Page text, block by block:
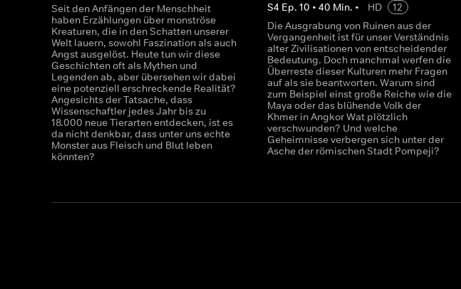
Seit den Anfängen der Menschheit
haben Erzählungen über monströse
Kreaturen, die in den Schatten unserer
Welt lauern, sowohl Faszination als auch
Angst ausgelöst. Heute tun wir diese
Geschichten oft als Mythen und
Legenden ab, aber übersehen wir dabei
eine potenziell erschreckende Realität?
Angesichts der Tatsache, dass
Wissenschaftler jedes Jahr bis zu
18.000 neue Tierarten entdecken, ist es
da nicht denkbar, dass unter uns echte
Monster aus Fleisch und Blut leben
könnten?
S4 Ep.10 •40 Min. • HD
12
Die Ausgrabung von Ruinen aus der
Vergangenheit ist für unser Verständnis
alter Zivilisationen von entscheidender
Bedeutung. Doch manchmal werfen die
Überreste dieser Kulturen mehr Fragen
auf als sie beantworten. Warum sind
zum Beispiel einst große Reiche wie die
Maya oder das blühende Volk der
Khmer in Angkor Wat plötzlich
verschwunden? Und welche
Geheimnisse verbergen sich unter der
Asche der römischen Stadt Pompeji?